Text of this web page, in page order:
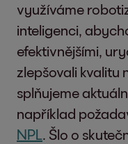
využíváme
inteligenci,
efektivnějšími,
zlepšovali kvalitu
splňujeme
například
NPL. Šlo o